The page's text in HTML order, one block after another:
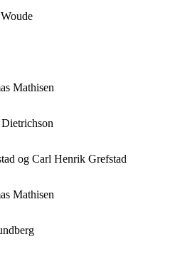
Mathisen
og Carl Henrik Grefstad
Mathisen